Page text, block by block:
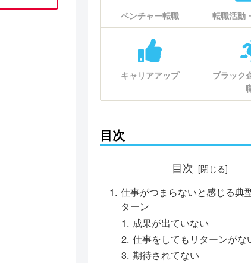
ベンチャー転職 転職活動
キャリアアップ
ブラック
目次
目次
仕事がつまらないと感じる典
ターン
成果が出ていない
仕事をしてもリターンがな
期待されてない